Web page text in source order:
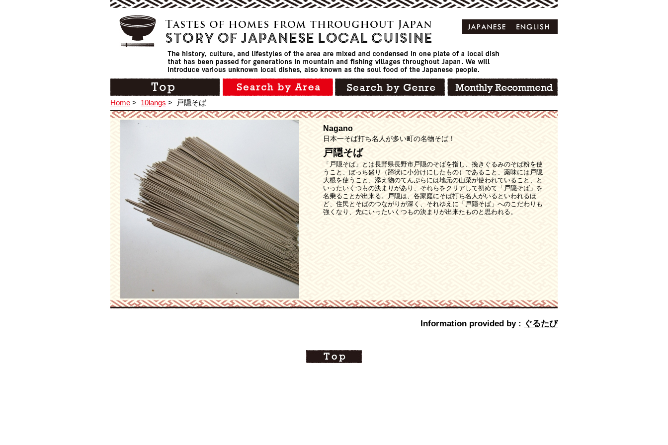
Home > 10langs > 戸隠そば
Nagano
日本一そば打ち名人が多い町の名物そば！
戸隠そば
「戸隠そば」とは長野県長野市戸隠のそばを指し、挽きぐるみのそば粉を使
うこと、ぼっち盛り（蹄状に小分けにしたもの）であること、薬味には戸隠
大根を使うこと、添え物のてんぷらには地元の山菜が使われていること、と
いったいくつもの決まりがあり、それらをクリアして初めて「戸隠そば」を
名乗ることが出来る。戸隠は、各家庭にそば打ち名人がいるといわれるほ
ど、住民とそばのつながりが深く、それゆえに「戸隠そば」へのこだわりも
強くなり、先にいったいくつもの決まりが出来たものと思われる。
Information provided by : ぐるたび